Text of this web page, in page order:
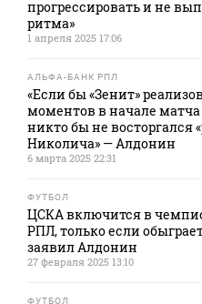
прогрессировать и не
ритма»
1 апреля 2025 17:06
АЛЬФА-БАНК РПЛ
«Если бы «Зенит»
моментов в начале
никто бы не восторгался
Николича» — Алдонин
6 марта 2025 22:31
ФУТБОЛ
ЦСКА включится в
РПЛ, только если
заявил Алдонин
27 февраля 2025 13:10
ФУТБОЛ